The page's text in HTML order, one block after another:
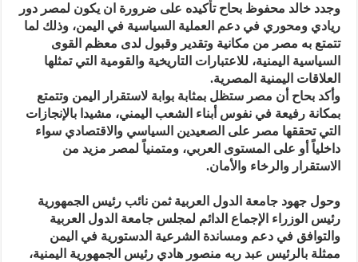
وجدد خالد محفوظ بحاح تأكيده على ضرورة ان يكون لمصر دور
ريادي ومحوري في دعم العملية السياسية في اليمن، وذلك لما
تتمتع به مصر من مكانية وتقدير وقبول لدى معظم القوى
السياسية اليمنية، للاعتبارات التاريخية والقومية التي تمثلها
العلاقات اليمنية المصرية.
وأكد بحاح أن مصر ستظل بمثابة بوابة لاستقرار اليمن وتتمتع
بمكانة رفيعة في نفوس أبناء الشعب اليمني، مشيدا بالإنجازات
التي تحققها مصر على الصعيدين السياسي والاقتصادي سواء
داخلياً أو على المستوى العربي، ومتمنياً لمصر مزيد من
الاستقرار والرخاء والأمان.
وحول جهود جامعة الدول العربية ثمن نائب رئيس الجمهورية
رئيس الوزراء الإجماع الدائم لمجلس جامعة الدول العربية
والتوافق في دعم ومساندة الشرعية الدستورية في اليمن
ممثلة بالرئيس عبد ربه منصور هادي رئيس الجمهورية اليمنية،